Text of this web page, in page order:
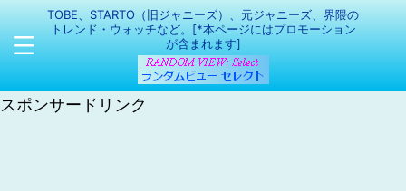
TOBE、STARTO（旧ジャニーズ）、元ジャニーズ、界隈の
トレンド・ウォッチなど。[*本ページにはプロモーション
が含まれます]
スポンサードリンク